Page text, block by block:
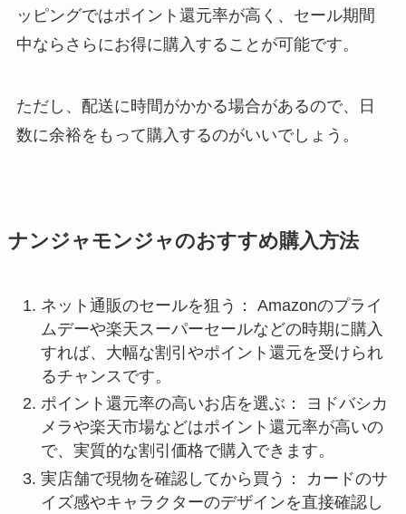
ッピングではポイント還元率が高く、セール期間
中ならさらにお得に購入することが可能です。
ただし、配送に時間がかかる場合があるので、日
数に余裕をもって購入するのがいいでしょう。
ナンジャモンジャのおすすめ購入方法
ネット通販のセールを狙う： Amazonのプライ
ムデーや楽天スーパーセールなどの時期に購入
すれば、大幅な割引やポイント還元を受けられ
るチャンスです。
ポイント還元率の高いお店を選ぶ： ヨドバシカ
メラや楽天市場などはポイント還元率が高いの
で、実質的な割引価格で購入できます。
実店舗で現物を確認してから買う： カードのサ
イズ感やキャラクターのデザインを直接確認し